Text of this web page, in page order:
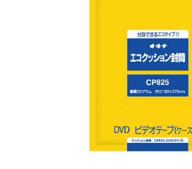
ノートの豆知識
探求・自主学習のすすめ
工場フォトツアー